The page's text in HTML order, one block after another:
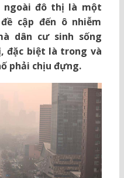
ngoài đô thị là một
cập đến ô nhiễm
dân cư sinh sống
đặc biệt là trong và
phải chịu đựng.